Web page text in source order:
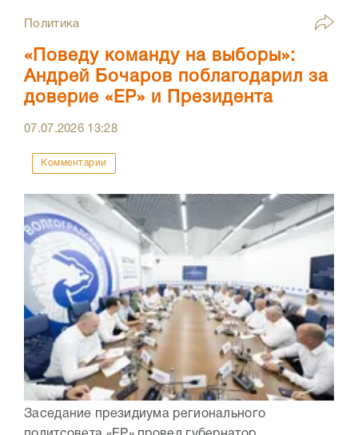
Политика
«Поведу команду на выборы»:
Андрей Бочаров поблагодарил за
доверие «ЕР» и Президента
07.07.2026 13:28
Комментарии
Заседание президиума регионального